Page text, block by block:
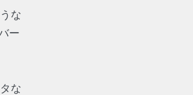
な
ー
な